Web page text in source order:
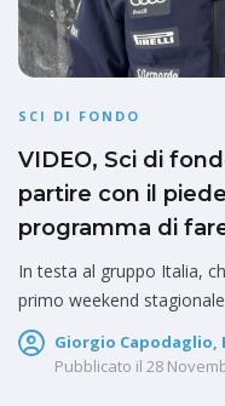
SCI DI FONDO
VIDEO, Sci di
partire con il
programma di
In testa al gruppo Italia,
primo weekend
Giorgio Capodaglio,
Pubblicato il 28